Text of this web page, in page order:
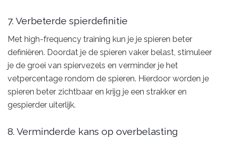
7. Verbeterde spierdefinitie
Met high-frequency training kun je je spieren beter
definiëren. Doordat je de spieren vaker belast, stimuleer
je de groei van spiervezels en verminder je het
vetpercentage rondom de spieren. Hierdoor worden je
spieren beter zichtbaar en krijg je een strakker en
gespierder uiterlijk.
8. Verminderde kans op overbelasting